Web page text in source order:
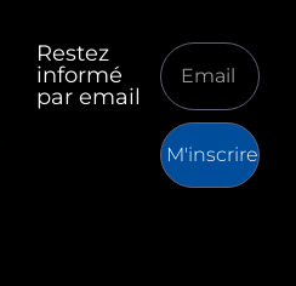
Restez
informé
par email
M'inscrire